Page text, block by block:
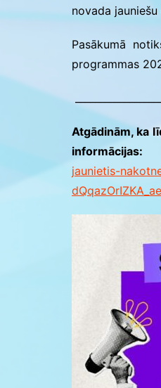
novada
Pasākumā
programmas
Atgādinām, ka
informācijas:
jaunietis-